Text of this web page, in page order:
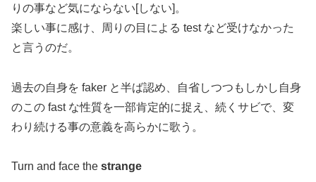
りの事など気にならない[しない]。
楽しい事に感け、周りの目による test など受けなかった
と言うのだ。
過去の自身を faker と半ば認め、自省しつつもしかし自身
のこの fast な性質を一部肯定的に捉え、続くサビで、変
わり続ける事の意義を高らかに歌う。
Turn and face the strange